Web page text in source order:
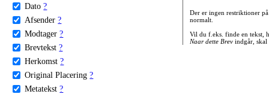
Dato ?
Afsender ?
Modtager ?
Brevtekst ?
Herkomst ?
Original Placering ?
Metatekst ?
Der er ingen restriktioner
normalt.
Vil du f.eks. finde en tekst,
Naar dette Brevindgår, skal